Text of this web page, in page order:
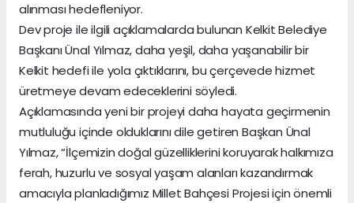
alınması hedefleniyor.
Dev proje ile ilgili açıklamalarda bulunan Kelkit Belediye
Başkanı Ünal Yılmaz, daha yeşil, daha yaşanabilir bir
Kelkit hedefi ile yola çıktıklarını, bu çerçevede hizmet
üretmeye devam edeceklerini söyledi.
Açıklamasında yeni bir projeyi daha hayata geçirmenin
mutluluğu içinde olduklarını dile getiren Başkan Ünal
Yılmaz, “İlçemizin doğal güzelliklerini koruyarak halkımıza
ferah, huzurlu ve sosyal yaşam alanları kazandırmak
amacıyla planladığımız Millet Bahçesi Projesi için önemli